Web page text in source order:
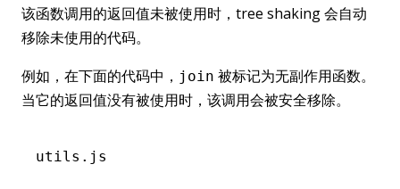
该函数调用的返回值未被使用时，tree shaking 会自动
移除未使用的代码。
例如，在下面的代码中， join 被标记为无副作用函数。
当它的返回值没有被使用时，该调用会被安全移除。
utils.js